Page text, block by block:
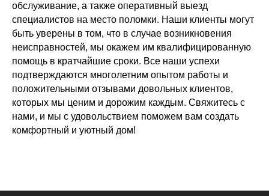
обслуживание, а также оперативный выезд
специалистов на место поломки. Наши клиенты могут
быть уверены в том, что в случае возникновения
неисправностей, мы окажем им квалифицированную
помощь в кратчайшие сроки. Все наши успехи
подтверждаются многолетним опытом работы и
положительными отзывами довольных клиентов,
которых мы ценим и дорожим каждым. Свяжитесь с
нами, и мы с удовольствием поможем вам создать
комфортный и уютный дом!